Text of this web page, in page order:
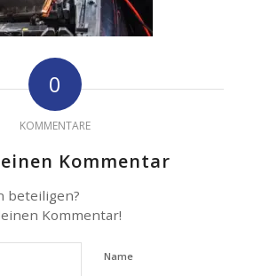
0
KOMMENTARE
Kommentar
beteiligen?
Kommentar!
Name